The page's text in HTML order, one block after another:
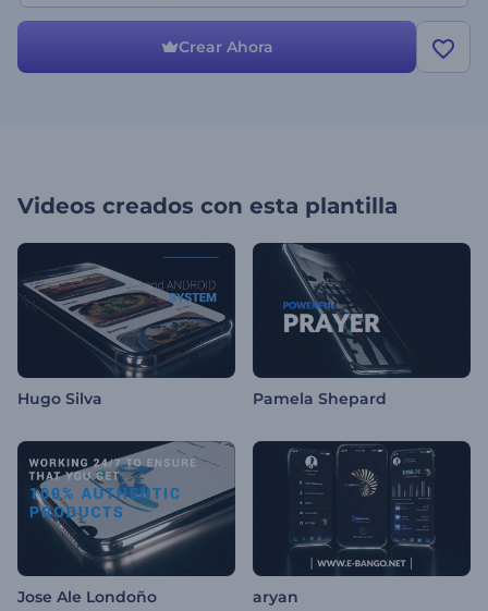
Crear Ahora
Videos creados con esta plantilla
Hugo Silva Pamela Shepard
Jose Ale Londoño aryan